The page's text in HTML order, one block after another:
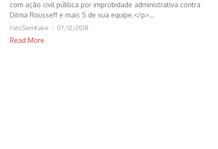
com ação civil pública por improbidade administrativa contra
Dilma Rousseff e mais 5 de sua equipe.</p>...
FatoSemFake 07/12/2018
Read More